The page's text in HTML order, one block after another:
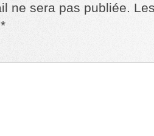
ne sera pas publiée.
*